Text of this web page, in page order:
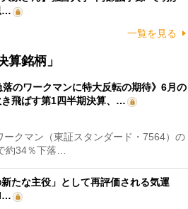
…
一覧を見る
算銘柄」
落のワークマンに特大反転の期待》6月の
飛ばす第1四半期決算、…
クマン（東証スタンダード・7564）の
約34％下落…
たな主役」として再評価される気運